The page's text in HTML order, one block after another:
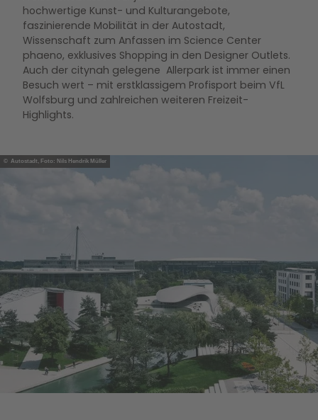
hochwertige Kunst- und Kulturangebote,
faszinierende Mobilität in der Autostadt,
Wissenschaft zum Anfassen im Science Center
phaeno, exklusives Shopping in den Designer Outlets.
Auch der citynah gelegene Allerpark ist immer einen
Besuch wert – mit erstklassigem Profisport beim VfL
Wolfsburg und zahlreichen weiteren Freizeit-
Highlights.
© Autostadt, Foto: Nils Hendrik Müller